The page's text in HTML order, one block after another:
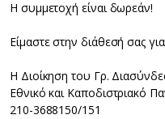
Η συμμετοχή είναι δωρεάν!
Είμαστε στην διάθεσή σας
Η Διοίκηση του Γρ.
Εθνικό και Καποδιστριακό
210-3688150/151